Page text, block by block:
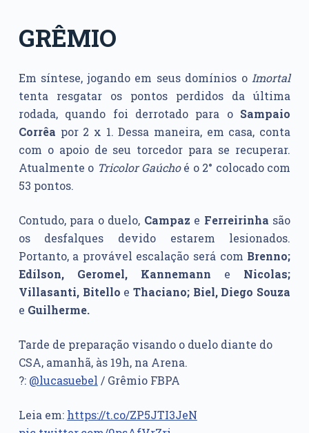
GRÊMIO
Em síntese, jogando em seus domínios oImortal
tenta resgatar os pontos perdidos da última
rodada, quando foi derrotado para oSampaio
Corrêa por 2 x 1. Dessa maneira, em casa, conta
com o apoio de seu torcedor para se recuperar.
Atualmente o Tricolor Gaúchoé o 2° colocado com
53 pontos.
Contudo, para o duelo, Campaz e Ferreirinha são
os desfalques devido estarem lesionados.
Portanto, a provável escalação será com Brenno;
Edílson, Geromel, Kannemann e Nicolas;
Villasanti, Bitello eThaciano; Biel, Diego Souza
e Guilherme.
Tarde de preparação visando o duelo diante do
CSA, amanhã, às 19h, na Arena.
?: @lucasuebel / Grêmio FBPA
Leia em: https://t.co/ZP5JTI3JeN